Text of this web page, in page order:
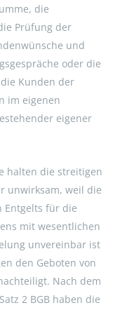
die
Prüfung der
und
oder die
Kunden der
im eigenen
eigener
halten die streitigen
unwirksam, weil die
Entgelts für die
mit wesentlichen
unvereinbar ist
den Geboten von
Nach dem
2 BGB haben die